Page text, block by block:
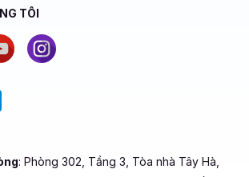
TÔI
: Phòng 302, Tầng 3, Tòa nhà Tây Hà,